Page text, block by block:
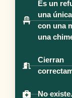
Es un
una
con una
una
Cierran
No existe.